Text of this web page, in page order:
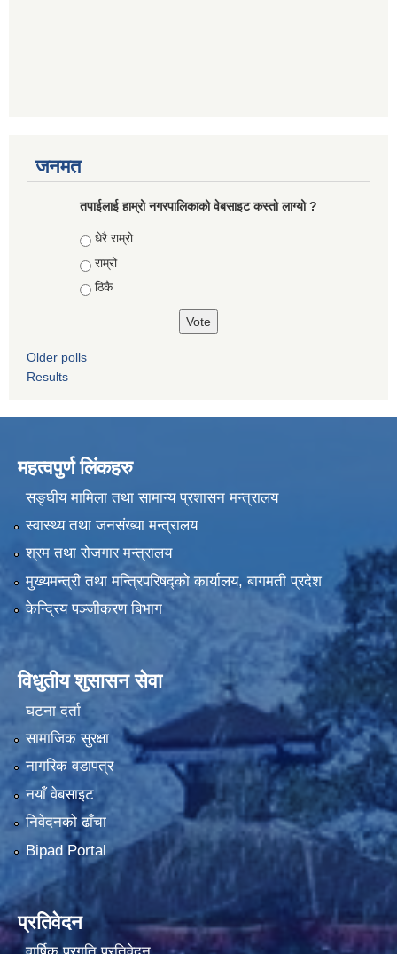
जनमत
तपाईलाई हाम्रो नगरपालिकाको वेबसाइट कस्तो लाग्यो ?
Choices
धेरै राम्रो
राम्रो
ठिकै
Older polls
Results
महत्वपुर्ण लिंकहरु
सङ्घीय मामिला तथा सामान्य प्रशासन मन्त्रालय
स्वास्थ्य तथा जनसंख्या मन्त्रालय
श्रम तथा रोजगार मन्त्रालय
मुख्यमन्त्री तथा मन्त्रिपरिषद्को कार्यालय, बागमती प्रदेश
केन्द्रिय पञ्जीकरण बिभाग
विधुतीय शुसासन सेवा
घटना दर्ता
सामाजिक सुरक्षा
नागरिक वडापत्र
नयाँ वेबसाइट
निवेदनको ढाँचा
Bipad Portal
प्रतिवेदन